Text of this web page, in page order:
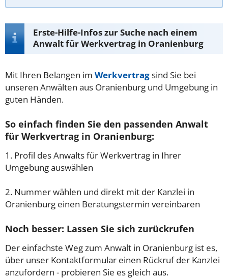
Erste-Hilfe-Infos zur Suche nach einem
Anwalt für Werkvertrag in Oranienburg
Mit Ihren Belangen im Werkvertragsind Sie bei
unseren Anwälten aus Oranienburg und Umgebung in
guten Händen.
So einfach finden Sie den passenden Anwalt
für Werkvertrag in Oranienburg:
1. Profil des Anwalts für Werkvertrag in Ihrer
Umgebung auswählen
2. Nummer wählen und direkt mit der Kanzlei in
Oranienburg einen Beratungstermin vereinbaren
Noch besser: Lassen Sie sich zurückrufen
Der einfachste Weg zum Anwalt in Oranienburg ist es,
über unser Kontaktformular einen Rückruf der Kanzlei
anzufordern - probieren Sie es gleich aus.